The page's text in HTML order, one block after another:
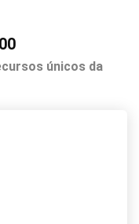
únicos da